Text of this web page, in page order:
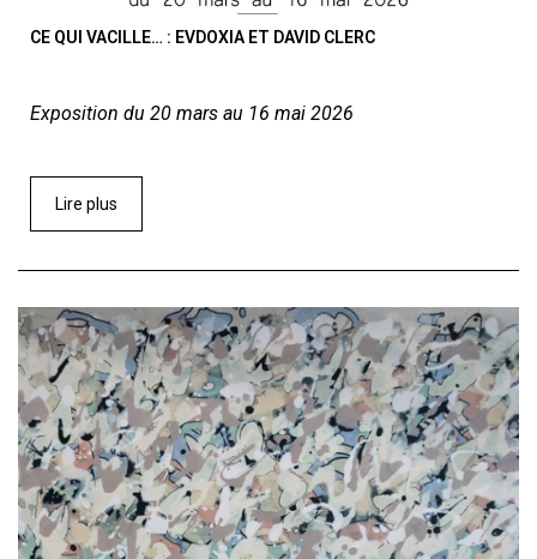
CE QUI VACILLE… : EVDOXIA ET DAVID CLERC
Exposition du 20 mars au 16 mai 2026
Lire plus